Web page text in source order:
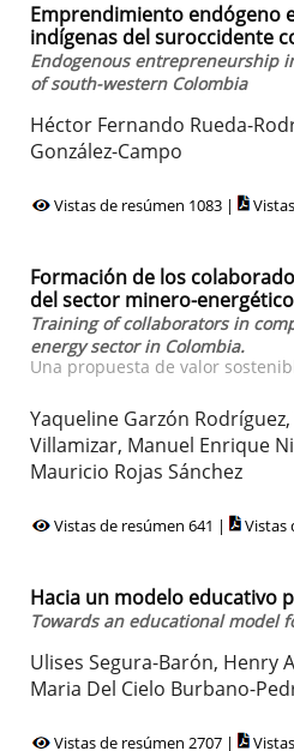
Emprendimiento endógeno
indígenas del suroccidente
Endogenous entrepreneurship
of south-western Colombia
Héctor Fernando Rueda-
González-Campo
Vistas de resúmen 1083 |
Formación de los
del sector minero-
Training of collaborators in
energy sector in Colombia.
Una propuesta de valor
Yaqueline Garzón
Villamizar, Manuel Enrique
Mauricio Rojas Sánchez
Vistas de resúmen 641 | Vistas
Hacia un modelo educativo
Towards an educational model
Ulises Segura-Barón, Henry
Maria Del Cielo Burbano-
Vistas de resúmen 2707 |